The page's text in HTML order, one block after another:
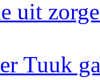
uit
Tuuk